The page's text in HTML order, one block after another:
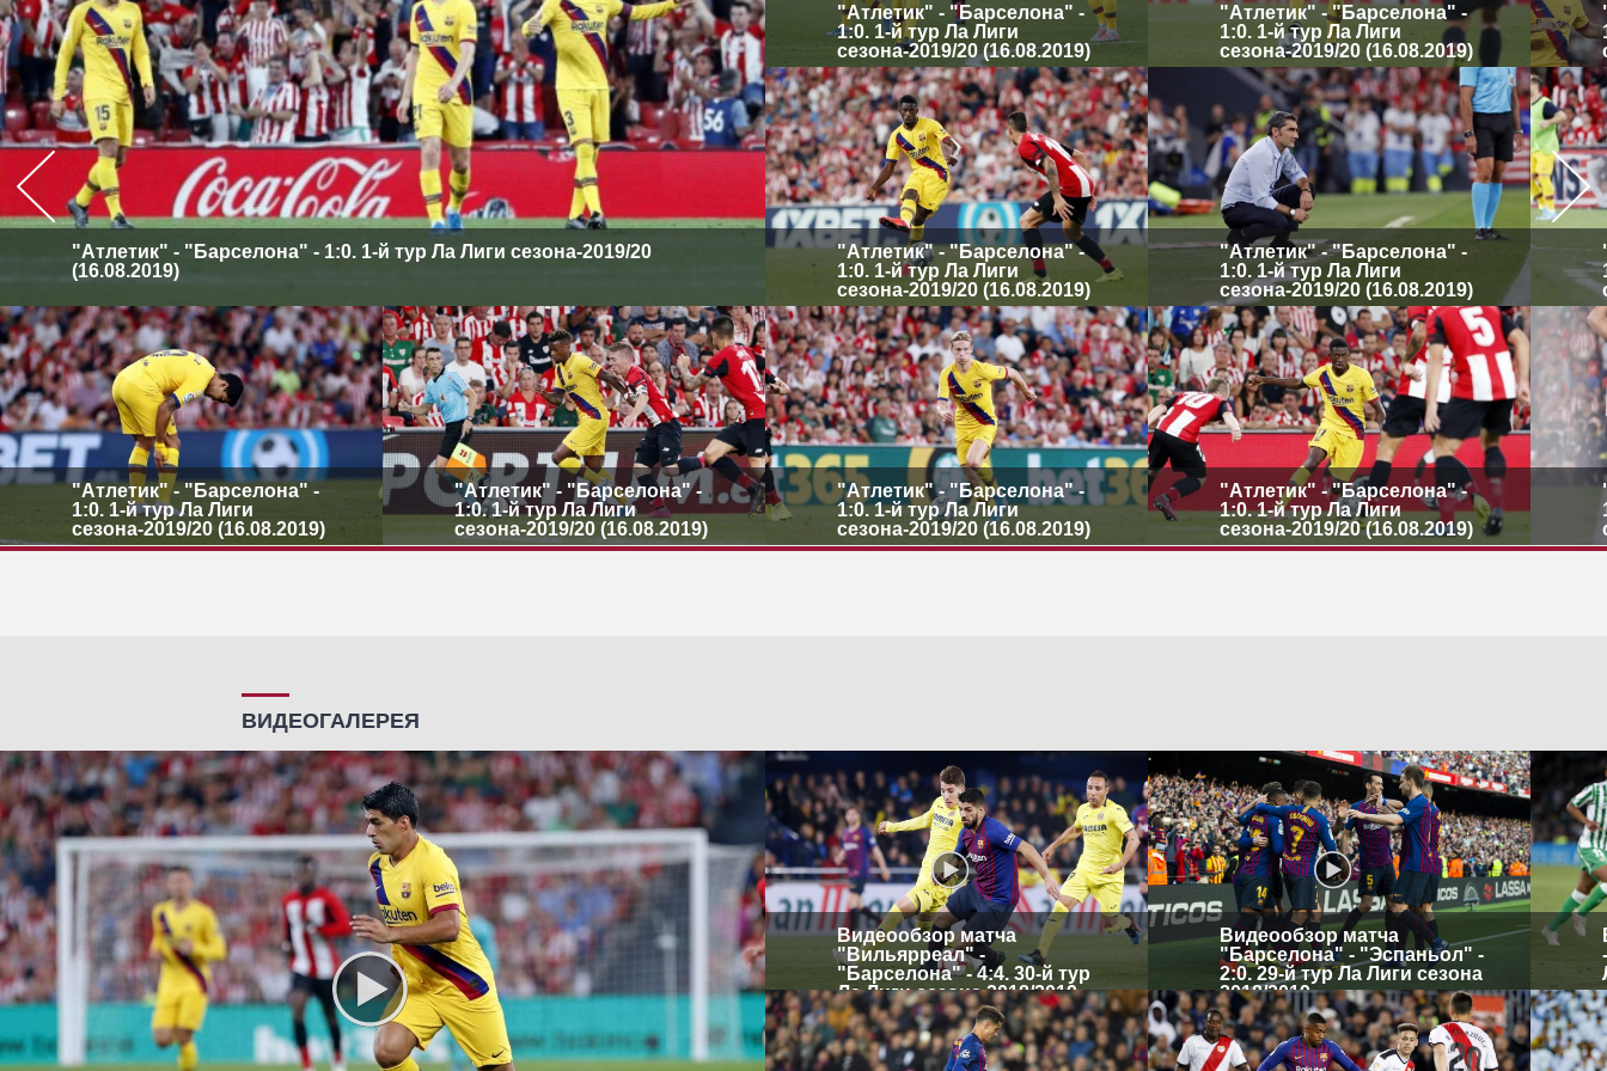
"Атлетик" - "Барселона" - 1:0. 1-й тур Ла Лиги сезона-2019/20
(16.08.2019)
"Атлетик" - "Барселона" -
1:0. 1-й тур Ла Лиги
сезона-2019/20 (16.08.2019)
"Атлетик" - "Барселона" -
1:0. 1-й тур Ла Лиги
сезона-2019/20 (16.08.2019)
"Атлетик" - "Барселона" -
1:0. 1-й тур Ла Лиги
сезона-2019/20 (16.08.2019)
"Атлетик" - "Барселона" -
1:0. 1-й тур Ла Лиги
сезона-2019/20 (16.08.2019)
"Атлетик" - "Барселона" -
1:0. 1-й тур Ла Лиги
сезона-2019/20 (16.08.2019)
"Атлетик" - "Барселона" -
1:0. 1-й тур Ла Лиги
сезона-2019/20 (16.08.2019)
"Атлетик" - "Барселона" -
1:0. 1-й тур Ла Лиги
сезона-2019/20 (16.08.2019)
"Атлетик" - "Барселона" -
1:0. 1-й тур Ла Лиги
сезона-2019/20 (16.08.2019)
ВИДЕОГАЛЕРЕЯ
Видеообзор матча
"Вильярреал" -
"Барселона" - 4:4. 30-й тур
Ла Лиги сезона 2018/2019
Видеообзор матча
"Барселона" - "Эспаньол" -
2:0. 29-й тур Ла Лиги сезона
2018/2019